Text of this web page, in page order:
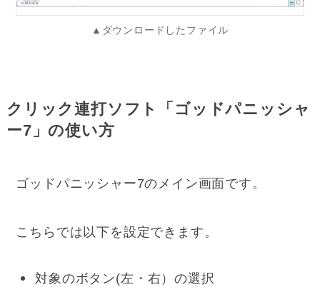
▲ダウンロードしたファイル
クリック連打ソフト「ゴッドパニッシャ
ー7」の使い方
ゴッドパニッシャー7のメイン画面です。
こちらでは以下を設定できます。
対象のボタン(左・右）の選択